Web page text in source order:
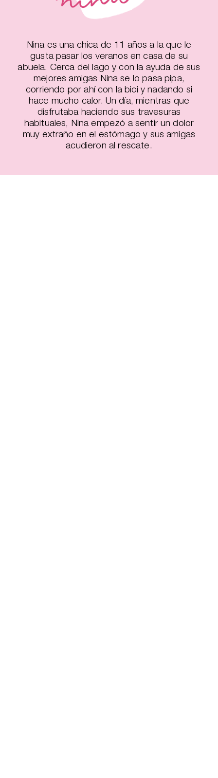
Nina es una chica de 11 años a la que le
gusta pasar los veranos en casa de su
abuela. Cerca del lago y con la ayuda de sus
mejores amigas Nina se lo pasa pipa,
corriendo por ahí con la bici y nadando si
hace mucho calor. Un día, mientras que
disfrutaba haciendo sus travesuras
habituales, Nina empezó a sentir un dolor
muy extraño en el estómago y sus amigas
acudieron al rescate.